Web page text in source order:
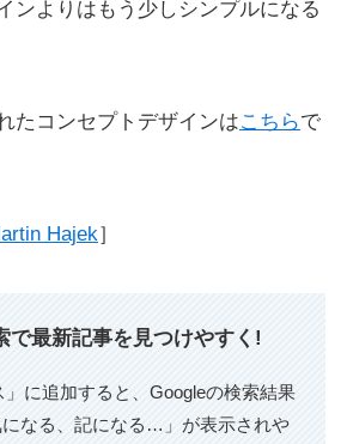
ンよりはもう少しシンプルになる
たコンセプトデザインはこちらで
Hajek］
で最新記事を見つけやすく!
」に追加すると、Googleの検索結果
なる、記になる…」が表示されや